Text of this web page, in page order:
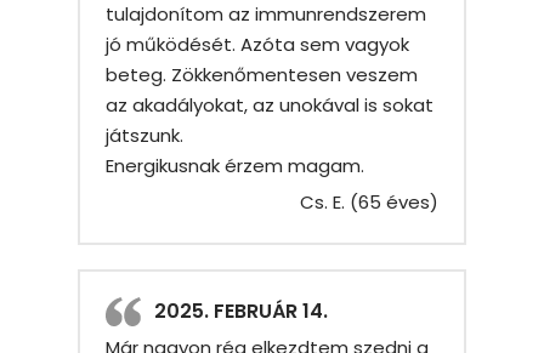
tulajdonítom az immunrendszerem
jó működését. Azóta sem vagyok
beteg. Zökkenőmentesen veszem
az akadályokat, az unokával is sokat
játszunk.
Energikusnak érzem magam.
Cs. E. (65 éves)
2025. FEBRUÁR 14.
Már nagyon rég elkezdtem szedni a